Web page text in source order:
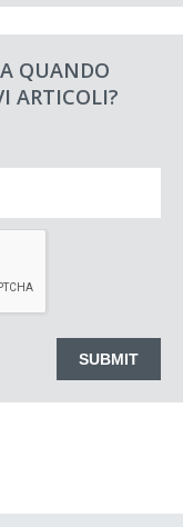
QUANDO
ARTICOLI?